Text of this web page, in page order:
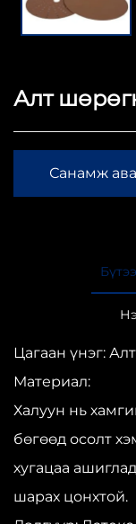
Алт
Санамж
Цагаан үнэг:
Материал:
Халуун нь
бөгөөд осолт
хугацаа
шарах цонхтой.